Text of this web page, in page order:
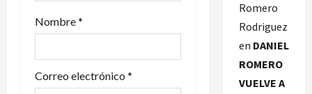
t
a
Nombre*
Correo electrónico *
Romero
Rodriguez
en DANIEL
ROMERO
VUELVE A